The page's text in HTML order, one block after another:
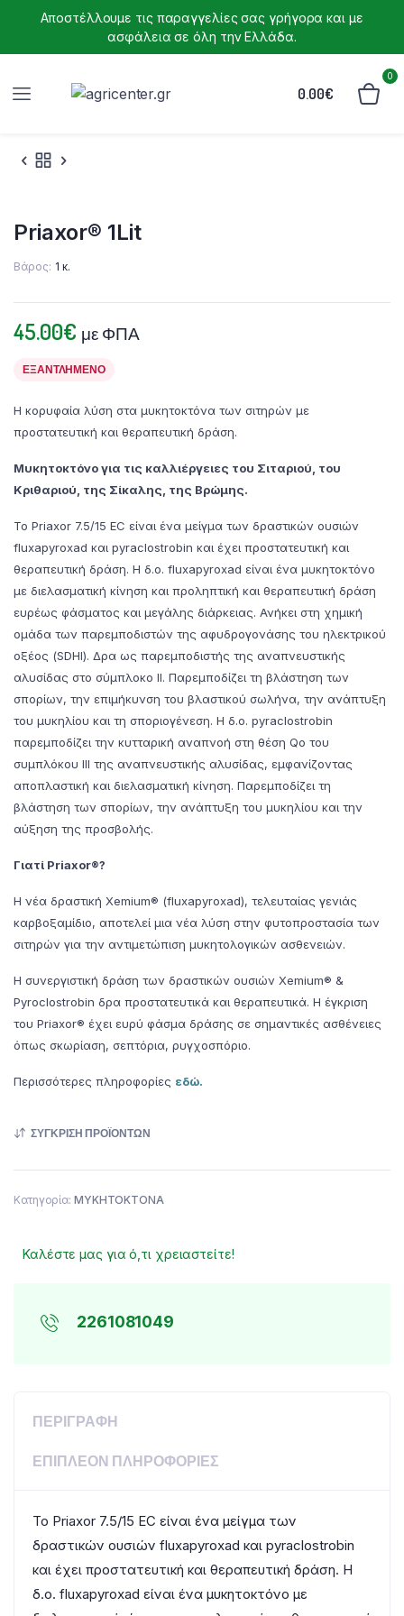
Αποστέλλουμε τις παραγγελίες σας γρήγορα και με
ασφάλεια σε όλη την Ελλάδα.
0.00€
0
Priaxor® 1Lit
Βάρος 1 κ.
45.00€ με ΦΠΑ
ΕΞΑΝΤΛΗΜΈΝΟ
Η κορυφαία λύση στα μυκητοκτόνα των σιτηρών με
προστατευτική και θεραπευτική δράση.
Μυκητοκτόνο για τις καλλιέργειες του Σιταριού, του
Κριθαριού, της Σίκαλης, της Βρώμης.
Το Priaxor 7.5/15 EC είναι ένα μείγμα των δραστικών ουσιών
fluxapyroxad και pyraclostrobin και έχει προστατευτική και
θεραπευτική δράση. Η δ.ο. fluxapyroxad είναι ένα μυκητοκτόνο
με διελασματική κίνηση και προληπτική και θεραπευτική δράση
ευρέως φάσματος και μεγάλης διάρκειας. Ανήκει στη χημική
ομάδα των παρεμποδιστών της αφυδρογονάσης του ηλεκτρικού
οξέος (SDHI). Δρα ως παρεμποδιστής της αναπνευστικής
αλυσίδας στο σύμπλοκο ΙΙ. Παρεμποδίζει τη βλάστηση των
σπορίων, την επιμήκυνση του βλαστικού σωλήνα, την ανάπτυξη
του μυκηλίου και τη σποριογένεση. Η δ.ο. pyraclostrobin
παρεμποδίζει την κυτταρική αναπνοή στη θέση Qo του
συμπλόκου III της αναπνευστικής αλυσίδας, εμφανίζοντας
αποπλαστική και διελασματική κίνηση. Παρεμποδίζει τη
βλάστηση των σπορίων, την ανάπτυξη του μυκηλίου και την
αύξηση της προσβολής.
Γιατί Priaxor®?
Η νέα δραστική Xemium® (fluxapyroxad), τελευταίας γενιάς
καρβοξαμίδιο, αποτελεί μια νέα λύση στην φυτοπροστασία των
σιτηρών για την αντιμετώπιση μυκητολογικών ασθενειών.
Η συνεργιστική δράση των δραστικών ουσιών Xemium® &
Pyroclostrobin δρα προστατευτικά και θεραπευτικά. Η έγκριση
του Priaxor® έχει ευρύ φάσμα δράσης σε σημαντικές ασθένειες
όπως σκωρίαση, σεπτόρια, ρυγχοσπόριο.
Περισσότερες πληροφορίες εδώ.
ΣΎΓΚΡΙΣΗ ΠΡΟΪΌΝΤΩΝ
Κατηγορία: ΜΥΚΗΤΟΚΤΟΝΑ
Καλέστε μας για ό,τι χρειαστείτε!
2261081049
ΠΕΡΙΓΡΑΦΉ
ΕΠΙΠΛΈΟΝ ΠΛΗΡΟΦΟΡΊΕΣ
Το Priaxor 7.5/15 EC είναι ένα μείγμα των
δραστικών ουσιών fluxapyroxad και pyraclostrobin
και έχει προστατευτική και θεραπευτική δράση. Η
δ.ο. fluxapyroxad είναι ένα μυκητοκτόνο με